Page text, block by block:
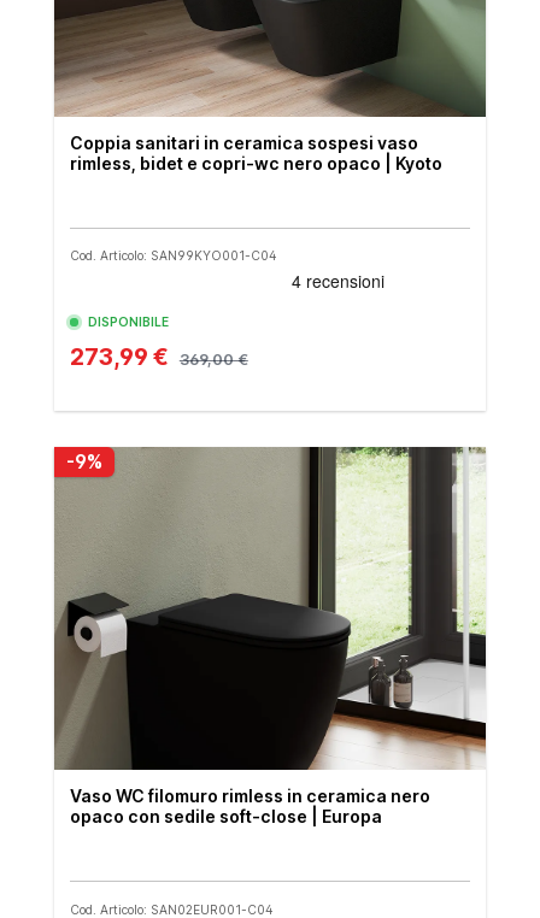
Coppia sanitari in ceramica sospesi vaso
rimless, bidet e copri-wc nero opaco | Kyoto
Cod. Articolo: SAN99KYO001-C04
DISPONIBILE
273,99 € 369,00 €
-9%
Vaso WC filomuro rimless in ceramica nero
opaco con sedile soft-close | Europa
Cod. Articolo: SAN02EUR001-C04